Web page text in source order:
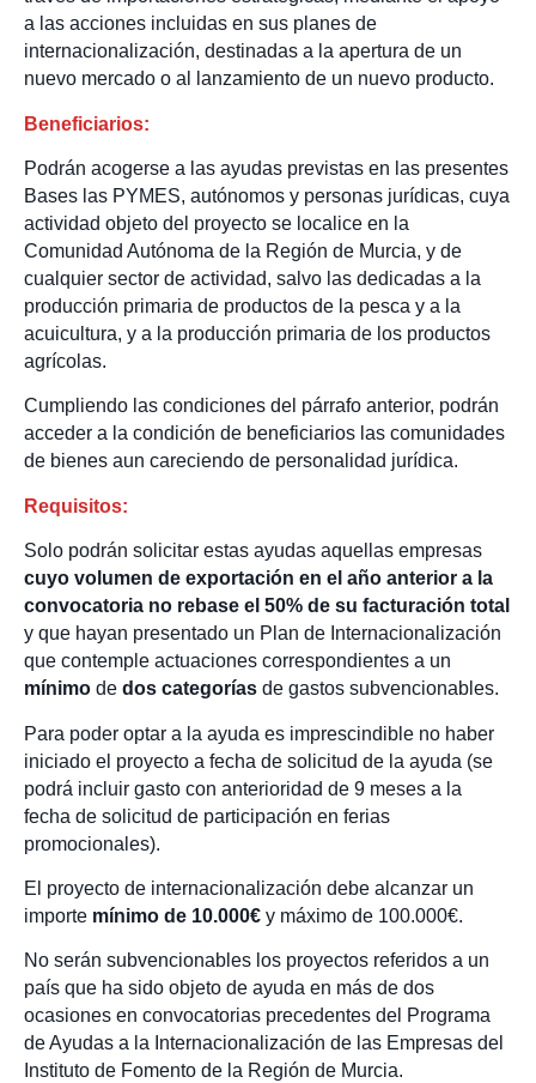
a las acciones incluidas en sus planes de
internacionalización, destinadas a la apertura de un
nuevo mercado o al lanzamiento de un nuevo producto.
Beneficiarios:
Podrán acogerse a las ayudas previstas en las presentes
Bases las PYMES, autónomos y personas jurídicas, cuya
actividad objeto del proyecto se localice en la
Comunidad Autónoma de la Región de Murcia, y de
cualquier sector de actividad, salvo las dedicadas a la
producción primaria de productos de la pesca y a la
acuicultura, y a la producción primaria de los productos
agrícolas.
Cumpliendo las condiciones del párrafo anterior, podrán
acceder a la condición de beneficiarios las comunidades
de bienes aun careciendo de personalidad jurídica.
Requisitos:
Solo podrán solicitar estas ayudas aquellas empresas
cuyo volumen de exportación en el año anterior a la
convocatoria no rebase el 50% de su facturación total
y que hayan presentado un Plan de Internacionalización
que contemple actuaciones correspondientes a un
mínimo de dos categorías de gastos subvencionables.
Para poder optar a la ayuda es imprescindible no haber
iniciado el proyecto a fecha de solicitud de la ayuda (se
podrá incluir gasto con anterioridad de 9 meses a la
fecha de solicitud de participación en ferias
promocionales).
El proyecto de internacionalización debe alcanzar un
importe mínimo de 10.000€ y máximo de 100.000€.
No serán subvencionables los proyectos referidos a un
país que ha sido objeto de ayuda en más de dos
ocasiones en convocatorias precedentes del Programa
de Ayudas a la Internacionalización de las Empresas del
Instituto de Fomento de la Región de Murcia.